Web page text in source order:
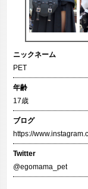
ニックネーム
PET
年齢
17歳
ブログ
https://
Twitter
@egomama_pet